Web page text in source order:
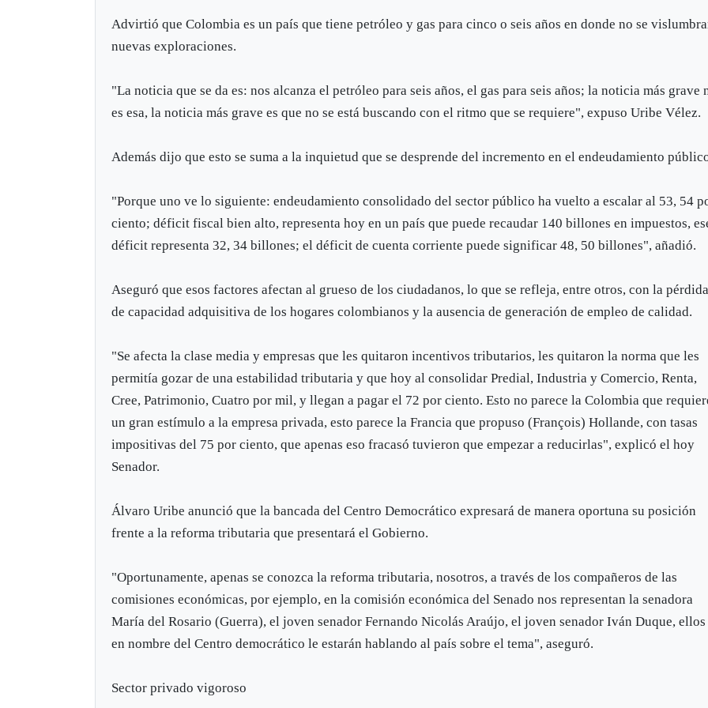
Advirtió que Colombia es un país que tiene petróleo y gas para cinco o seis años en donde no se
nuevas exploraciones.
"La noticia que se da es: nos alcanza el petróleo para seis años, el gas para seis años; la noticia más grave
es esa, la noticia más grave es que no se está buscando con el ritmo que se requiere", expuso Uribe Vélez.
Además dijo que esto se suma a la inquietud que se desprende del incremento en el endeudamiento
"Porque uno ve lo siguiente: endeudamiento consolidado del sector público ha vuelto a escalar al 53, 54
ciento; déficit fiscal bien alto, representa hoy en un país que puede recaudar 140 billones en impuestos,
déficit representa 32, 34 billones; el déficit de cuenta corriente puede significar 48, 50 billones", añadió.
Aseguró que esos factores afectan al grueso de los ciudadanos, lo que se refleja, entre otros, con la pérdida
de capacidad adquisitiva de los hogares colombianos y la ausencia de generación de empleo de calidad.
"Se afecta la clase media y empresas que les quitaron incentivos tributarios, les quitaron la norma que les
permitía gozar de una estabilidad tributaria y que hoy al consolidar Predial, Industria y Comercio, Renta,
Cree, Patrimonio, Cuatro por mil, y llegan a pagar el 72 por ciento. Esto no parece la Colombia que
un gran estímulo a la empresa privada, esto parece la Francia que propuso (François) Hollande, con tasas
impositivas del 75 por ciento, que apenas eso fracasó tuvieron que empezar a reducirlas", explicó el hoy
Senador.
Álvaro Uribe anunció que la bancada del Centro Democrático expresará de manera oportuna su posición
frente a la reforma tributaria que presentará el Gobierno.
"Oportunamente, apenas se conozca la reforma tributaria, nosotros, a través de los compañeros de las
comisiones económicas, por ejemplo, en la comisión económica del Senado nos representan la senadora
María del Rosario (Guerra), el joven senador Fernando Nicolás Araújo, el joven senador Iván Duque, ellos
en nombre del Centro democrático le estarán hablando al país sobre el tema", aseguró.
Sector privado vigoroso